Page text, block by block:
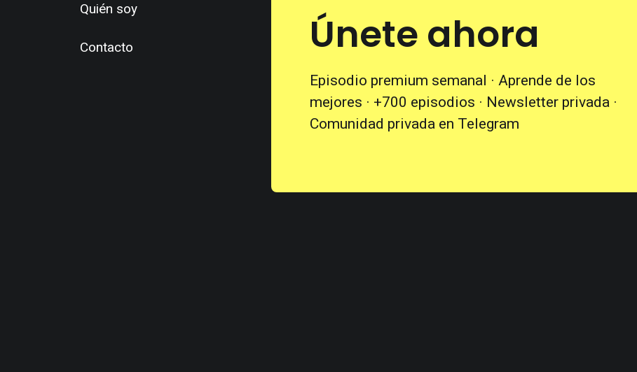
Quién soy
Contacto Únete ahora
Episodio premium semanal · Aprende de los
mejores · +700 episodios · Newsletter privada ·
Comunidad privada en Telegram